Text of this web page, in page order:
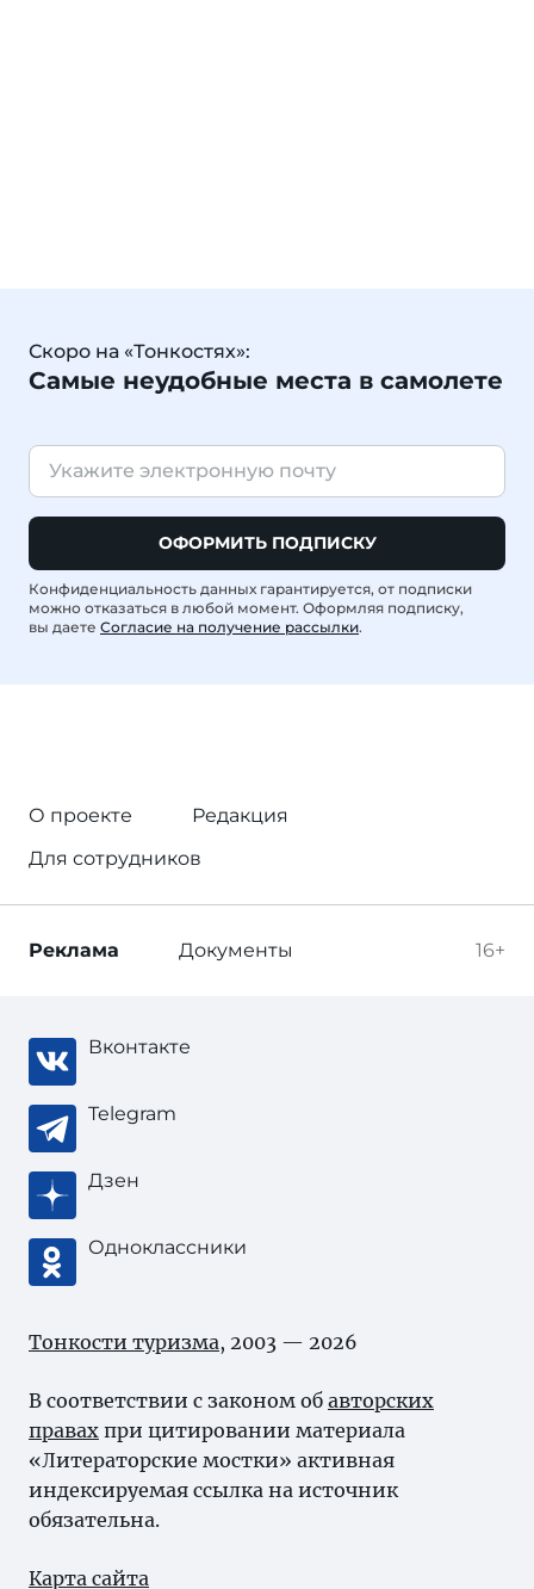
Скоро на «Тонкостях»:
Самые неудобные места в самолете
ОФОРМИТЬ ПОДПИСКУ
Конфиденциальность данных гарантируется, от подписки
можно отказаться в любой момент. Оформляя подписку,
вы даете Согласие на получение рассылки.
О проекте
Редакция
Для сотрудников
16+
Реклама Документы
Вконтакте
Telegram
Дзен
Одноклассники
Тонкости туризма, 2003 — 2026
В соответствии с законом об авторских
правах при цитировании материала
«Литераторские мостки» активная
индексируемая ссылка на источник
обязательна.
Карта сайта